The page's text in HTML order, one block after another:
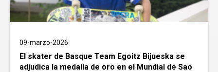
09-marzo-2026
El skater de Basque Team Egoitz Bijueska se
adjudica la medalla de oro en el Mundial de Sao